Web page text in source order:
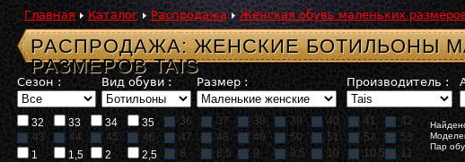
Главная Каталог Распродажа Женская обувь маленьких
РАСПРОДАЖА: ЖЕНСКИЕ БОТИЛЬОНЫ
РАЗМЕРОВ TAIS
Сезон : Вид обуви : Размер : Производитель :
32 33 34 35 36 37 38 39 40 41
42
43
44 45 46 47 48 49 50 51 52
53
1
1,5 2 2,5 8 8,5 9 9,5 10 10,5 11
Пар